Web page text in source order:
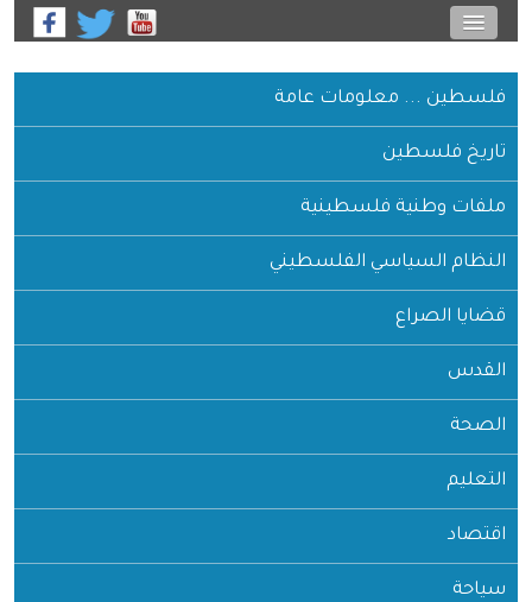
فلسطين ... معلومات عامة
تاريخ فلسطين
ملفات وطنية فلسطينية
النظام السياسي الفلسطيني
قضايا الصراع
القدس
الصحة
التعليم
اقتصاد
سياحة